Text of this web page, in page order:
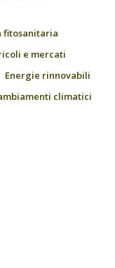
fitosanitaria
e mercati
Energie rinnovabili
climatici